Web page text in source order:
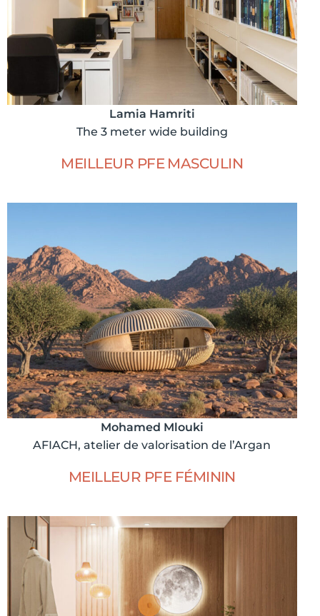
Lamia Hamriti
The 3 meter wide building
MEILLEUR PFE MASCULIN
Mohamed Mlouki
AFIACH, atelier de valorisation de l’Argan
MEILLEUR PFE FÉMININ